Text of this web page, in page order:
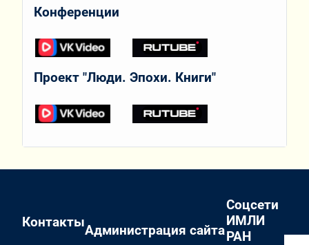
Конференции
Проект "Люди. Эпохи. Книги"
Контакты
Администрация сайта
Соцсети
ИМЛИ
РАН